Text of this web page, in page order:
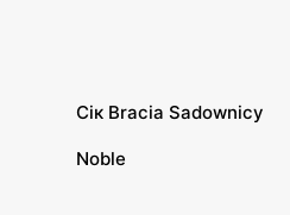
Сік Bracia Sadownicy
Noble